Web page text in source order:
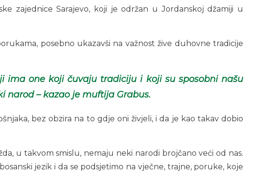
zajednice Sarajevo, koji je održan u Jordanskoj džamiji u
posebno ukazavši na važnost žive duhovne tradicije
ima one koji čuvaju tradiciju i koji su sposobni našu
narod – kazao je muftija Grabus.
bez obzira na to gdje oni živjeli, i da je kao takav dobio
u takvom smislu, nemaju neki narodi brojčano veći od nas.
jezik i da se podsjetimo na vječne, trajne, poruke, koje